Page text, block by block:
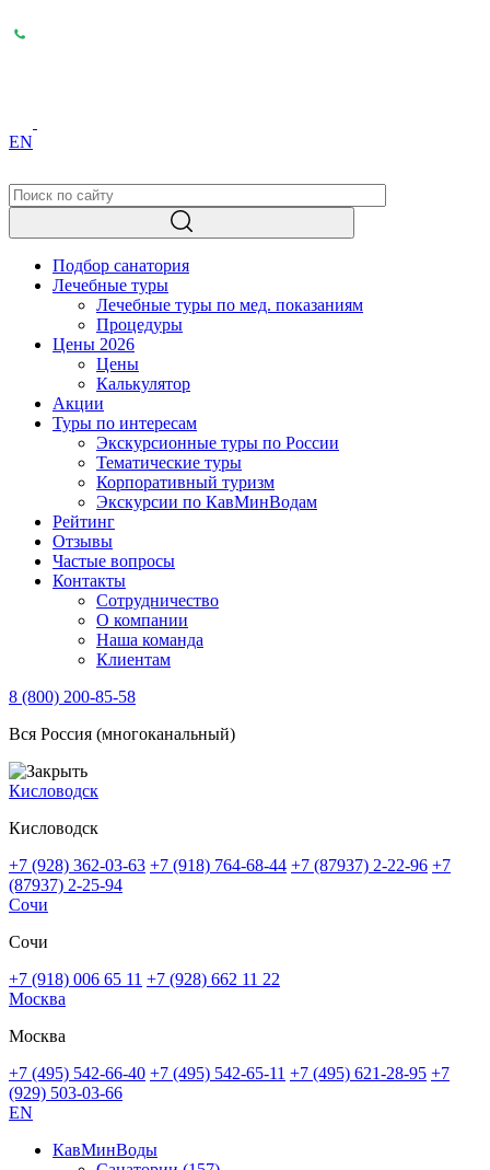
EN
Подбор санатория
Лечебные туры
Лечебные туры по мед. показаниям
Процедуры
Цены 2026
Цены
Калькулятор
Акции
Туры по интересам
Экскурсионные туры по России
Тематические туры
Корпоративный туризм
Экскурсии по КавМинВодам
Рейтинг
Отзывы
Частые вопросы
Контакты
Сотрудничество
О компании
Наша команда
Клиентам
8 (800) 200-85-58
Вся Россия (многоканальный)
Кисловодск
Кисловодск
+7 (928) 362-03-63 +7 (918) 764-68-44 +7 (87937) 2-22-96 +7
(87937) 2-25-94
Сочи
Сочи
+7 (918) 006 65 11 +7 (928) 662 11 22
Москва
Москва
+7 (495) 542-66-40 +7 (495) 542-65-11 +7 (495) 621-28-95 +7
(929) 503-03-66
EN
КавМинВоды